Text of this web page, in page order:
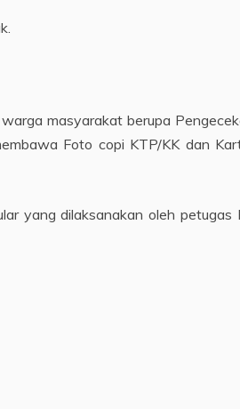
masyarakat berupa
Foto copi KTP/KK dan
yang dilaksanakan oleh petugas